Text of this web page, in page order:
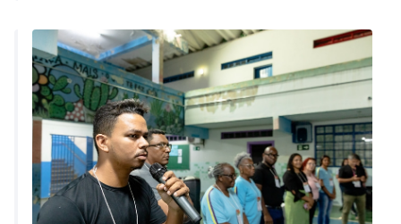
conselho. As entidades e organizações civis
representativas do segmento da sociedade civil com
atuação na área de segurança alimentar e nutricional
que desenvolvam ações no município podem se inscr…